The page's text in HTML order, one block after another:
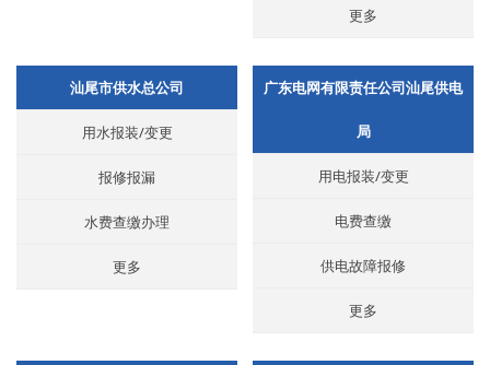
更多
汕尾市供水总公司
用水报装/变更
报修报漏
水费查缴办理
更多
广东电网有限责任公司汕尾供电
局
用电报装/变更
电费查缴
供电故障报修
更多